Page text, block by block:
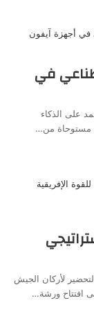
في
على الذكاء
مستوحاة من…
لأركان الجيش
افتتاح ورشة…